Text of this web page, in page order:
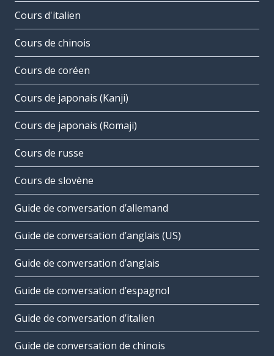
Cours d'italien
Cours de chinois
Cours de coréen
Cours de japonais (Kanji)
Cours de japonais (Romaji)
Cours de russe
Cours de slovène
Guide de conversation d’allemand
Guide de conversation d’anglais (US)
Guide de conversation d’anglais
Guide de conversation d’espagnol
Guide de conversation d’italien
Guide de conversation de chinois